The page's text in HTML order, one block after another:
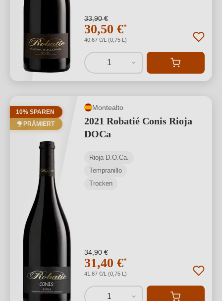
33,90 €
30,50 €*
40,67 €/L (0,75 L)
1
10% SPAREN
PRÄMIERT
Montealto
2021 Robatié Conis Rioja
DOCa
Rioja D.O.Ca.
Tempranillo
Trocken
34,90 €
31,40 €*
41,87 €/L (0,75 L)
1